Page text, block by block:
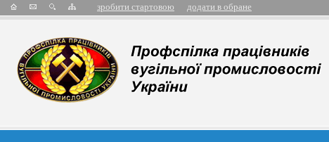
зробити стартовою додати в обране